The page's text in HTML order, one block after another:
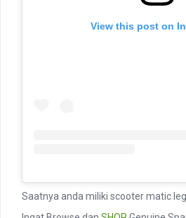
View this post on
Saatnya anda miliki scooter matic